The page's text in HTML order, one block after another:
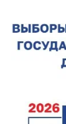
В
строительства
Проект ФОК на